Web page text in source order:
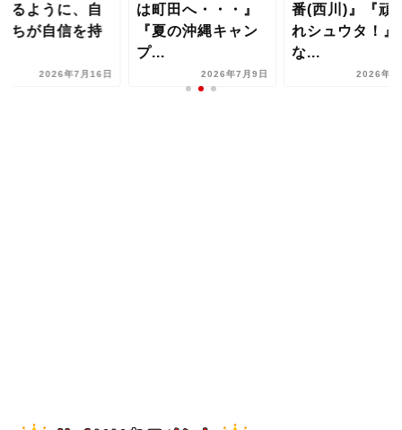
るように、自
ちが自信を持
2026年7月16日
は町田へ・・・』
『夏の沖縄キャン
プ...
2026年7月9日
番(西川)』『頑
れシュウタ！』
な...
2026年8